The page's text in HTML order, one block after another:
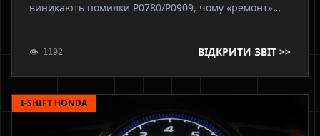
виникають помилки P0780/P0909, чому «ремонт»
👁 1192 ВІДКРИТИ ЗВІТ >>
I-SHIFT HONDA